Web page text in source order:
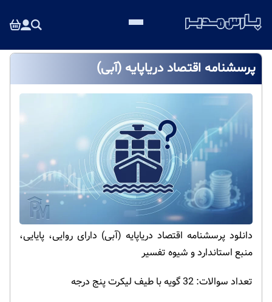
پرسشنامه اقتصاد دریاپایه (آبی)
دانلود پرسشنامه اقتصاد دریاپایه (آبی) دارای روایی، پایایی،
منبع استاندارد و شیوه تفسیر
تعداد سوالات: 32 گویه با طیف لیکرت پنج درجه